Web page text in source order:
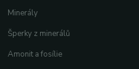
Minerály
Šperky z minerálů
Amonit a fosílie